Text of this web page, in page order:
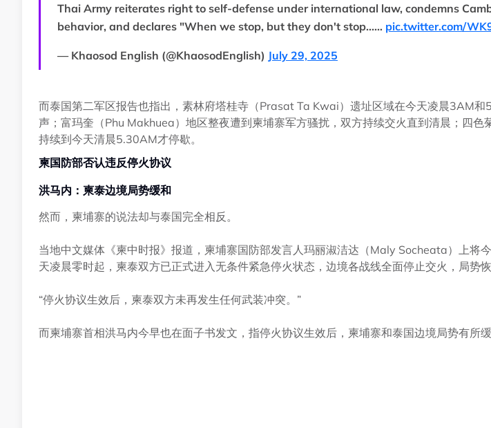
Thai Army reiterates right to self-defense under international law, condemns
behavior, and declares "When we stop, but they don't stop...… pic.twitter.com/
— Khaosod English (@KhaosodEnglish) July 29, 2025
而泰国第二军区报告也指出，素林府塔桂寺（Prasat Ta Kwai）遗址区域在今天凌晨3AM和
声；富玛奎（Phu Makhuea）地区整夜遭到柬埔寨军方骚扰，双方持续交火直到清晨；四色
持续到今天清晨5.30AM才停歇。
柬国防部否认违反停火协议
洪马内：柬泰边境局势缓和
然而，柬埔寨的说法却与泰国完全相反。
当地中文媒体《柬中时报》报道，柬埔寨国防部发言人玛丽淑洁达（Maly Socheata）上将
天凌晨零时起，柬泰双方已正式进入无条件紧急停火状态，边境各战线全面停止交火，局势恢
“停火协议生效后，柬泰双方未再发生任何武装冲突。”
而柬埔寨首相洪马内今早也在面子书发文，指停火协议生效后，柬埔寨和泰国边境局势有所缓